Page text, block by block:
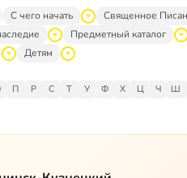
С чего начать
Священное
Предметный каталог
Детям
П Р С Т У Ф Х Ц Ч Ш